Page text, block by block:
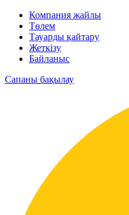
Компания жайлы
Төлем
Тауарды қайтару
Жеткізу
Байланыс
Сапаны бақылау